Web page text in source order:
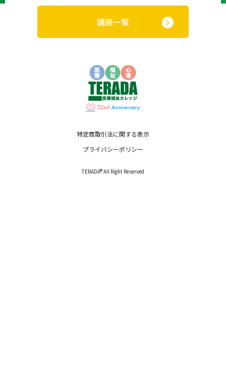
講座一覧
特定商取引法に関する表示
プライバシーポリシー
TERADA® All Right Reserved